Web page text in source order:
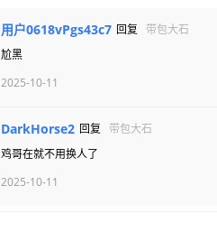
用户0618vPgs43c7 回复
带包大石
尬黑
2025-10-11
DarkHorse2 回复
带包大石
鸡哥在就不用换人了
2025-10-11